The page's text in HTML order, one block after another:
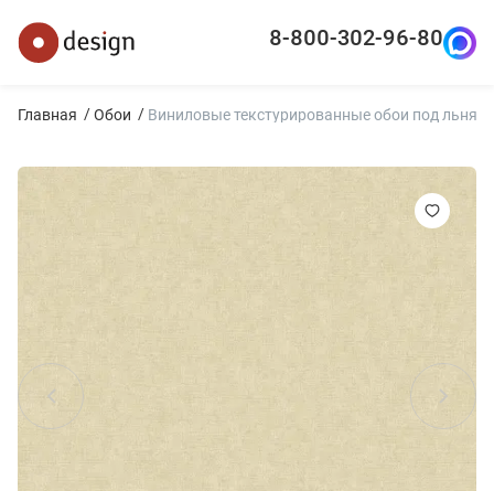
8-800-302-96-80
Главная Обои Виниловые текстурированные обои под